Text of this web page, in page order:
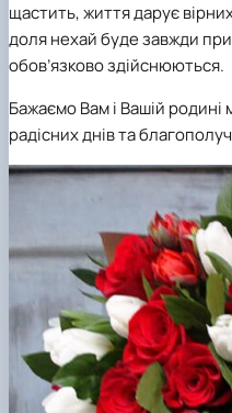
щастить, життя дарує
доля нехай буде завжди
обов’язково здійснюються.
Бажаємо Вам і Вашій родині
радісних днів та